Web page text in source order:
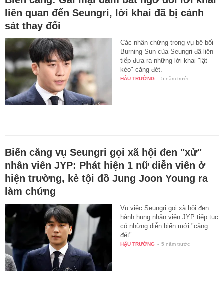
liên quan đến Seungri, lời khai đã bị cảnh
sát thay đổi
Các nhân chứng trong vụ bê bối
Burning Sun của Seungri đã liên
tiếp đưa ra những lời khai "lật
kèo" căng đét.
HẬU TRƯỜNG - 5 năm trước
Biến căng vụ Seungri gọi xã hội đen "xử"
nhân viên JYP: Phát hiện 1 nữ diễn viên ở
hiện trường, kẻ tội đồ Jung Joon Young ra
làm chứng
Vụ việc Seungri gọi xã hội đen
hành hung nhân viên JYP tiếp tục
có những diễn biến mới "căng
đét".
HẬU TRƯỜNG - 5 năm trước